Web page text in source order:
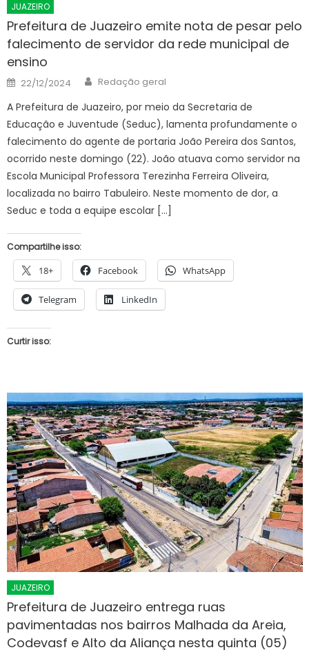
JUAZEIRO
Prefeitura de Juazeiro emite nota de pesar pelo
falecimento de servidor da rede municipal de
ensino
Posted
on
22/12/2024 Author
Redação geral
A Prefeitura de Juazeiro, por meio da Secretaria de
Educação e Juventude (Seduc), lamenta profundamente o
falecimento do agente de portaria João Pereira dos Santos,
ocorrido neste domingo (22). João atuava como servidor na
Escola Municipal Professora Terezinha Ferreira Oliveira,
localizada no bairro Tabuleiro. Neste momento de dor, a
Seduc e toda a equipe escolar […]
Compartilhe isso:
18+ Facebook WhatsApp
Telegram LinkedIn
Curtir isso:
JUAZEIRO
Prefeitura de Juazeiro entrega ruas
pavimentadas nos bairros Malhada da Areia,
Codevasf e Alto da Aliança nesta quinta (05)